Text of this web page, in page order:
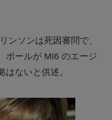
ンソンは死因審問で、
ポールが MI6 のエージ
はないと供述。